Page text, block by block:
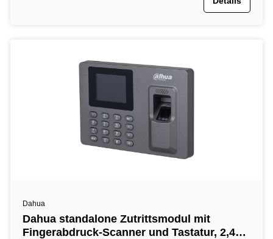
Dahua
Dahua standalone Zutrittsmodul mit
Fingerabdruck-Scanner und Tastatur, 2,4"